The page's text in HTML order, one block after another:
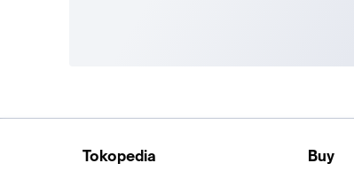
Tokopedia Buy